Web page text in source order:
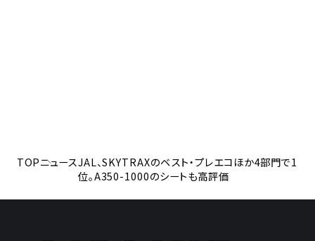
TOPニュースJAL、SKYTRAXのベスト・プレエコほか4部門で1
位。A350-1000のシートも高評価